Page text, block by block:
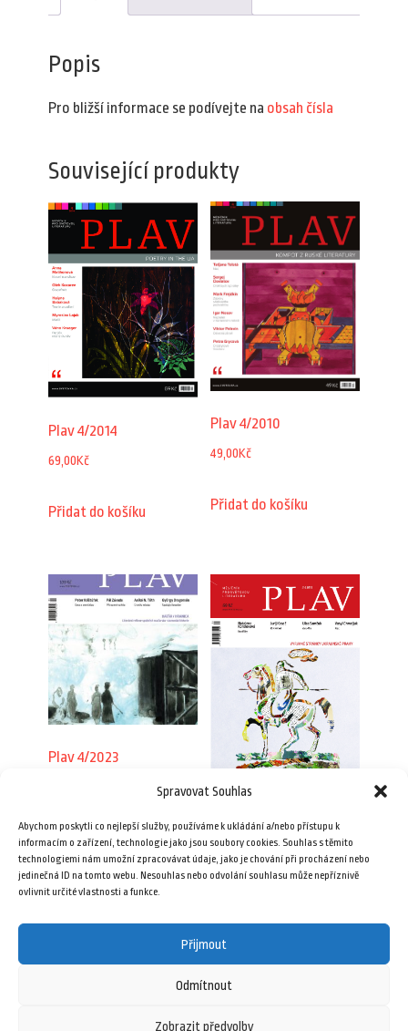
Spravovat Souhlas
Abychom poskytli co nejlepší služby, používáme k ukládání a/nebo přístupu k
informacím o zařízení, technologie jako jsou soubory cookies. Souhlas s těmito
technologiemi nám umožní zpracovávat údaje, jako je chování při procházení nebo
jedinečná ID na tomto webu. Nesouhlas nebo odvolání souhlasu může nepříznivě
ovlivnit určité vlastnosti a funkce.
Přijmout
Odmítnout
Zobrazit předvolby
Popis
Pro bližší informace se podívejte na obsah čísla
Související produkty
Plav 4/2014
69,00Kč
Přidat do košíku
Plav 4/2010
49,00Kč
Přidat do košíku
Plav 4/2023
Přidat do košíku 69,00Kč